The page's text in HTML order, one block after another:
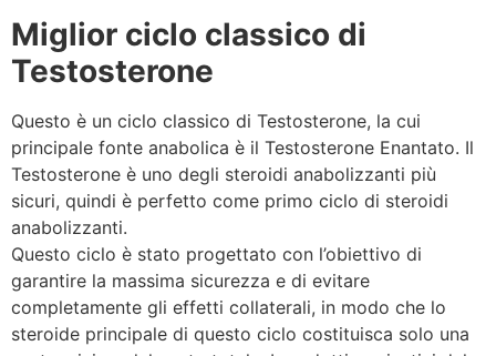
Miglior ciclo classico di
Testosterone
Questo è un ciclo classico di Testosterone, la cui
principale fonte anabolica è il Testosterone Enantato. Il
Testosterone è uno degli steroidi anabolizzanti più
sicuri, quindi è perfetto come primo ciclo di steroidi
anabolizzanti.
Questo ciclo è stato progettato con l’obiettivo di
garantire la massima sicurezza e di evitare
completamente gli effetti collaterali, in modo che lo
steroide principale di questo ciclo costituisca solo una